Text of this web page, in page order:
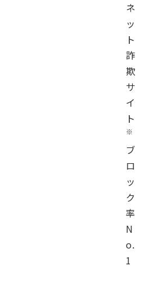
ネ
ッ
ト
詐
欺
サ
イ
ト
※
ブ
ロ
ッ
ク
率
N
o.
1